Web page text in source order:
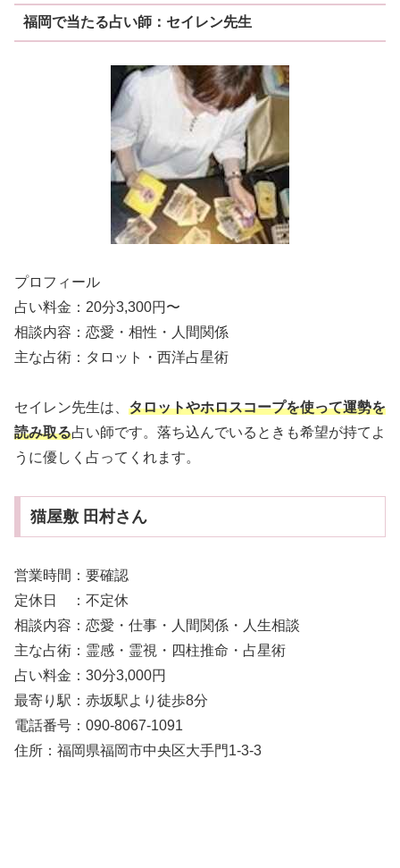
福岡で当たる占い師：セイレン先生
プロフィール
占い料金：20分3,300円〜
相談内容：恋愛・相性・人間関係
主な占術：タロット・西洋占星術
セイレン先生は、 タロットやホロスコープを使って運勢を
読み取る占い師です。落ち込んでいるときも希望が持てよ
うに優しく占ってくれます。
猫屋敷 田村さん
営業時間：要確認
定休日 ：不定休
相談内容：恋愛・仕事・人間関係・人生相談
主な占術：霊感・霊視・四柱推命・占星術
占い料金：30分3,000円
最寄り駅：赤坂駅より徒歩8分
電話番号：090-8067-1091
住所：福岡県福岡市中央区大手門1-3-3